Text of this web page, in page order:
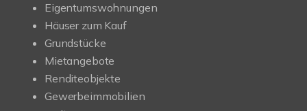
Eigentumswohnungen
Häuser zum Kauf
Grundstücke
Mietangebote
Renditeobjekte
Gewerbeimmobilien